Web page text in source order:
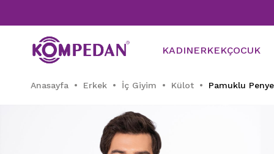
KADINERKEKÇOCUK
Anasayfa Erkek İç Giyim Külot Pamuklu